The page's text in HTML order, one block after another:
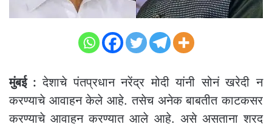
मुंबई : देशाचे पंतप्रधान नरेंद्र मोदी यांनी सोनं खरेदी न
करण्याचे आवाहन केले आहे. तसेच अनेक बाबतीत काटकसर
करण्याचे आवाहन करण्यात आले आहे. असे असताना शरद